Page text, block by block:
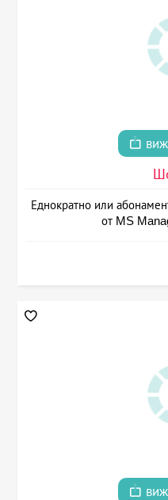
Еднократно или
от MS